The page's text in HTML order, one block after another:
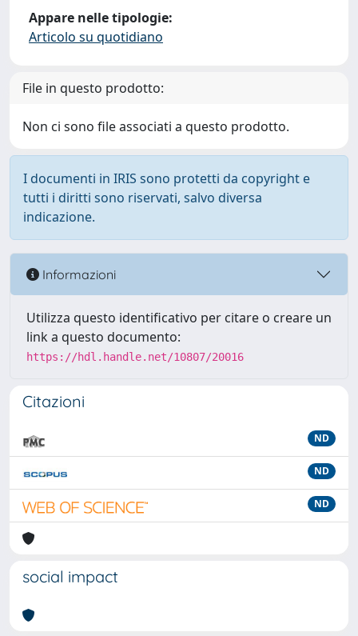
Appare nelle tipologie:
Articolo su quotidiano
File in questo prodotto:
Non ci sono file associati a questo prodotto.
I documenti in IRIS sono protetti da copyright e
tutti i diritti sono riservati, salvo diversa
indicazione.
Informazioni
Utilizza questo identificativo per citare o creare un
link a questo documento:
https://hdl.handle.net/10807/20016
Citazioni
ND
ND
ND
social impact